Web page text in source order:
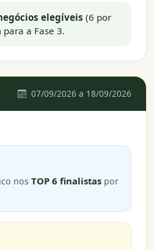
elegíveis (6 por
a Fase 3.
07/09/2026 a 18/09/2026
nos TOP 6 finalistaspor